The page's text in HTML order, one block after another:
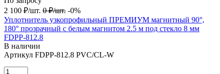
2 100 ₽/шт. 0 ₽/шт. -0%
Уплотнитель узкопрофильный ПРЕМИУМ магнитный 90°,
180° прозрачный с белым магнитом 2.5 м под стекло 8 мм
FDPP-812.8
В наличии
Артикул FDPP-812.8 PVC/CL-W